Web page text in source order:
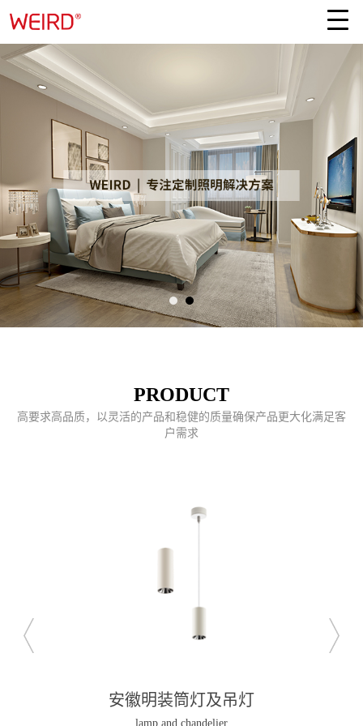
PRODUCT
高要求高品质，以灵活的产品和稳健的质量确保产品更大化满足客
户需求
安徽明装筒灯及吊灯
lamp and chandelier